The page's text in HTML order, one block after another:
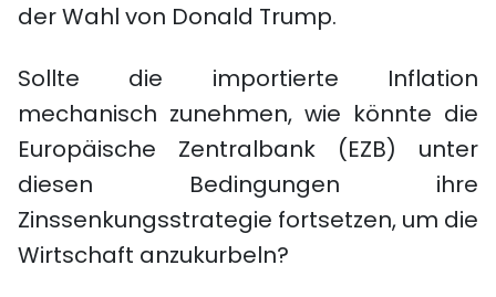
der Wahl von Donald Trump.
Sollte die importierte Inflation
mechanisch zunehmen, wie könnte die
Europäische Zentralbank (EZB) unter
diesen Bedingungen ihre
Zinssenkungsstrategie fortsetzen, um die
Wirtschaft anzukurbeln?